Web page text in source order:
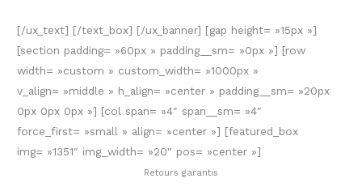
[/ux_text] [/text_box] [/ux_banner] [gap height= »15px »]
[section padding= »60px » padding__sm= »0px »] [row
width= »custom » custom_width= »1000px »
v_align= »middle » h_align= »center » padding__sm= »20px
0px 0px 0px »] [col span= »4″ span__sm= »4″
force_first= »small » align= »center »] [featured_box
img= »1351″ img_width= »20″ pos= »center »]
Retours garantis